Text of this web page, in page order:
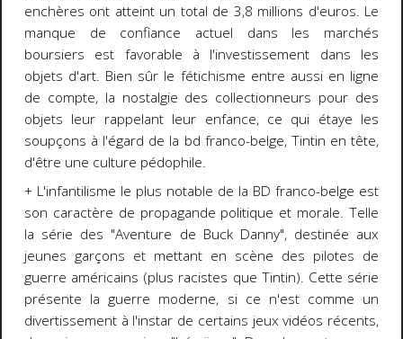
enchères ont atteint un total de 3,8 millions d'euros. Le
manque de confiance actuel dans les marchés
boursiers est favorable à l'investissement dans les
objets d'art. Bien sûr le fétichisme entre aussi en ligne
de compte, la nostalgie des collectionneurs pour des
objets leur rappelant leur enfance, ce qui étaye les
soupçons à l'égard de la bd franco-belge, Tintin en tête,
d'être une culture pédophile.
+ L'infantilisme le plus notable de la BD franco-belge est
son caractère de propagande politique et morale. Telle
la série des "Aventure de Buck Danny", destinée aux
jeunes garçons et mettant en scène des pilotes de
guerre américains (plus racistes que Tintin). Cette série
présente la guerre moderne, si ce n'est comme un
divertissement à l'instar de certains jeux vidéos récents,